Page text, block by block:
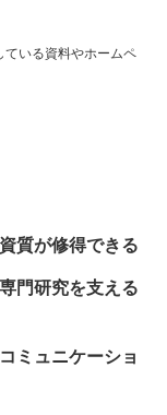
いる資料やホームペ
質が修得できる
門研究を支える
ミュニケーショ